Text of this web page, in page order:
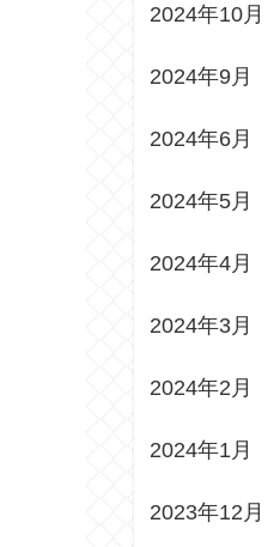
2024年10月
2024年9月
2024年6月
2024年5月
2024年4月
2024年3月
2024年2月
2024年1月
2023年12月